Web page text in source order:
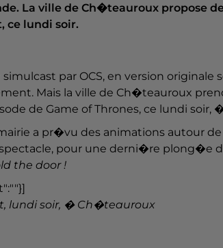
La ville de Ch�teauroux propose
lundi soir.
par OCS, en version
Mais la ville de Ch�teauroux
de Game of Thrones, ce lundi soir,
a pr�vu des animations autour
pour une derni�re plong�e
the door !
lundi soir, � Ch�teauroux